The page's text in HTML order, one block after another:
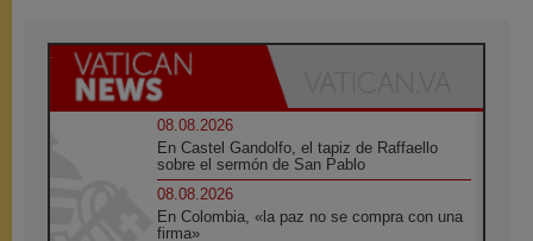
08.08.2026
En Castel Gandolfo, el tapiz de Raffaello
sobre el sermón de San Pablo
08.08.2026
En Colombia, «la paz no se compra con una
firma»